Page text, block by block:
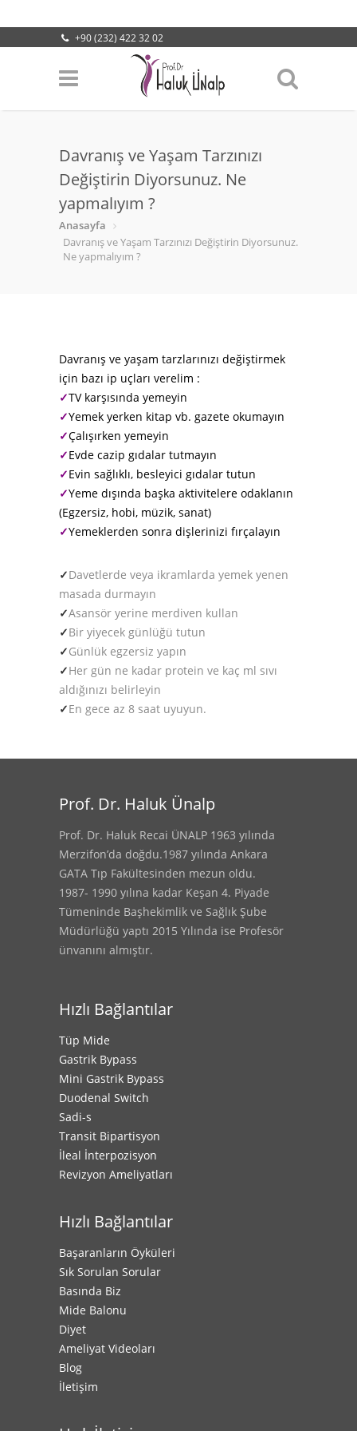
+90 (232) 422 32 02
info@halukunalp.com
Davranış ve Yaşam Tarzınızı
Değiştirin Diyorsunuz. Ne
yapmalıyım ?
Anasayfa
Davranış ve Yaşam Tarzınızı Değiştirin Diyorsunuz.
Ne yapmalıyım ?
Davranış ve yaşam tarzlarınızı değiştirmek
için bazı ip uçları verelim :
✓TV karşısında yemeyin
✓Yemek yerken kitap vb. gazete okumayın
✓Çalışırken yemeyin
✓Evde cazip gıdalar tutmayın
✓Evin sağlıklı, besleyici gıdalar tutun
✓Yeme dışında başka aktivitelere odaklanın
(Egzersiz, hobi, müzik, sanat)
✓Yemeklerden sonra dişlerinizi fırçalayın
✓Davetlerde veya ikramlarda yemek yenen
masada durmayın
✓Asansör yerine merdiven kullan
✓Bir yiyecek günlüğü tutun
✓Günlük egzersiz yapın
✓Her gün ne kadar protein ve kaç ml sıvı
aldığınızı belirleyin
✓En gece az 8 saat uyuyun.
Prof. Dr. Haluk Ünalp
Prof. Dr. Haluk Recai ÜNALP 1963 yılında
Merzifon’da doğdu.1987 yılında Ankara
GATA Tıp Fakültesinden mezun oldu.
1987- 1990 yılına kadar Keşan 4. Piyade
Tümeninde Başhekimlik ve Sağlık Şube
Müdürlüğü yaptı 2015 Yılında ise Profesör
ünvanını almıştır.
Hızlı Bağlantılar
Tüp Mide
Gastrik Bypass
Mini Gastrik Bypass
Duodenal Switch
Sadi-s
Transit Bipartisyon
İleal İnterpozisyon
Revizyon Ameliyatları
Hızlı Bağlantılar
Başaranların Öyküleri
Sık Sorulan Sorular
Basında Biz
Mide Balonu
Diyet
Ameliyat Videoları
Blog
İletişim